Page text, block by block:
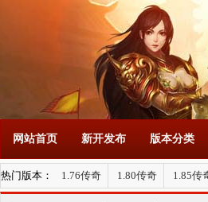
网站首页 新开发布 版本分类
热门版本： 1.76传奇 1.80传奇 1.85传